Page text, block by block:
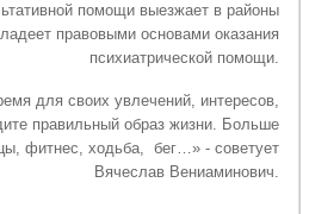
помощи выезжает в районы
правовыми основами оказания
психиатрической помощи.
для своих увлечений, интересов,
правильный образ жизни. Больше
фитнес, ходьба, бег…» - советует
Вячеслав Вениаминович.